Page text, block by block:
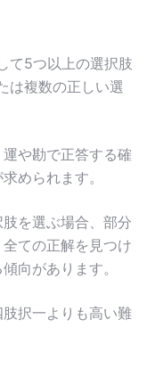
て5つ以上の選択肢
は複数の正しい選
や勘で正答する確
められます。
を選ぶ場合、部分
ての正解を見つけ
向があります。
択一よりも高い難